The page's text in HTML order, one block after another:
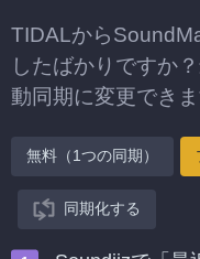
TIDALから
したばかりですか
動同期に変更できま
無料（1つの同期）
同期化する